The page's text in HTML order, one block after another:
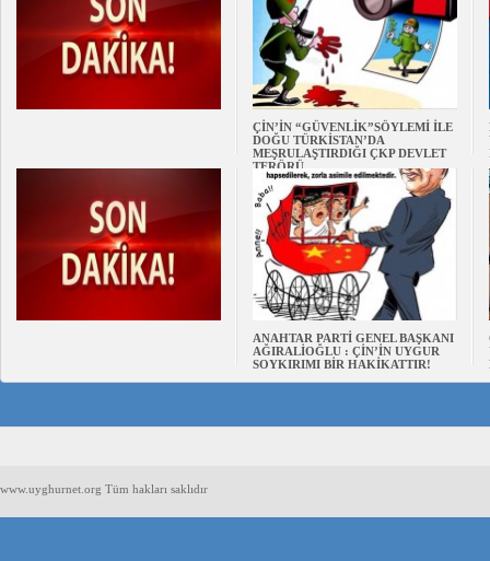
ÇİN’İN “GÜVENLİK”SÖYLEMİ İLE
DOĞU TÜRKİSTAN’DA
MEŞRULAŞTIRDIĞI ÇKP DEVLET
TERÖRÜ
ANAHTAR PARTİ GENEL BAŞKANI
AĞIRALİOĞLU : ÇİN’İN UYGUR
SOYKIRIMI BİR HAKİKATTIR!
www.uyghurnet.org Tüm hakları saklıdır